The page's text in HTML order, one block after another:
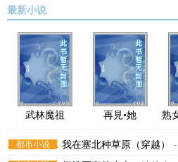
最新小说
武林魔祖 再見•她
熟
骑
都市小说 我在塞北种草原（穿越） -